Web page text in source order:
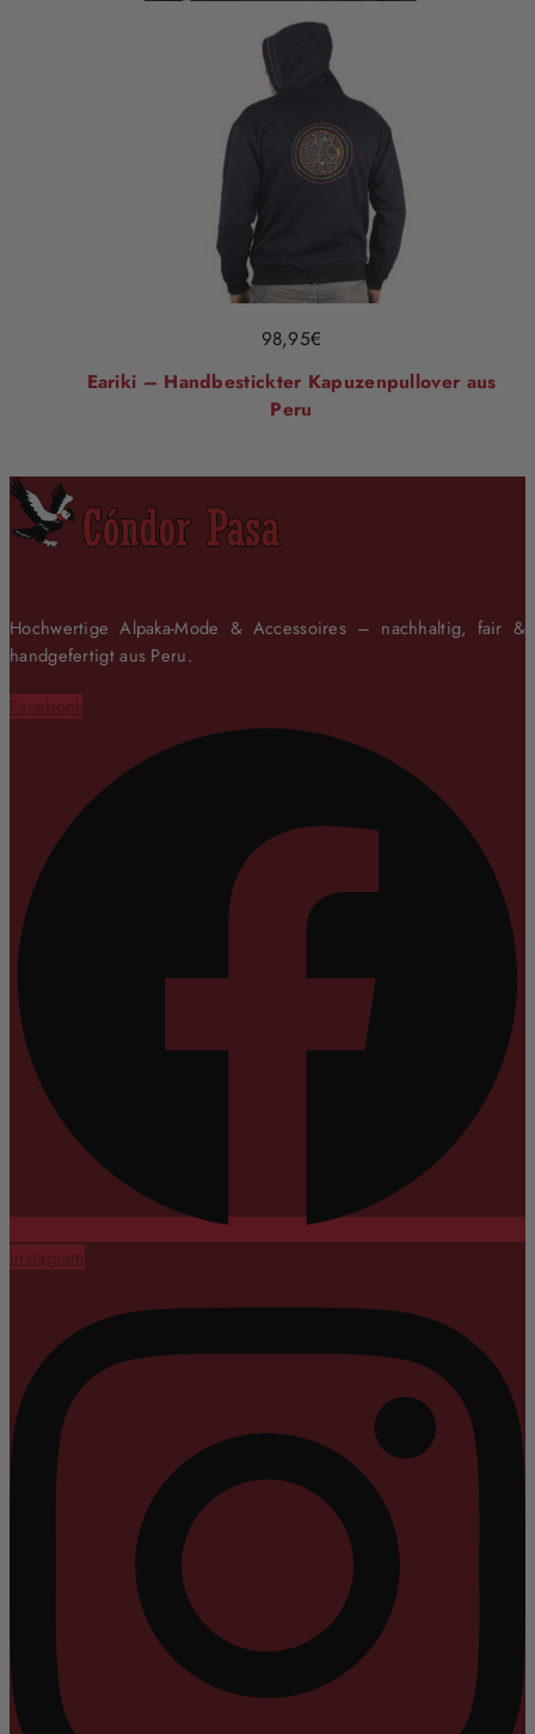
98,95€
Eariki – Handbestickter Kapuzenpullover aus
Peru
Hochwertige Alpaka-Mode & Accessoires – nachhaltig, fair &
handgefertigt aus Peru.
Facebook
Instagram